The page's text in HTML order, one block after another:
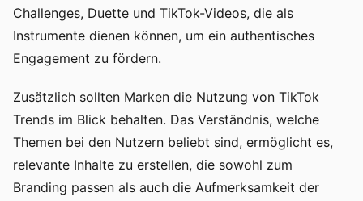
Challenges, Duette und TikTok-Videos, die als
Instrumente dienen können, um ein authentisches
Engagement zu fördern.
Zusätzlich sollten Marken die Nutzung von TikTok
Trends im Blick behalten. Das Verständnis, welche
Themen bei den Nutzern beliebt sind, ermöglicht es,
relevante Inhalte zu erstellen, die sowohl zum
Branding passen als auch die Aufmerksamkeit der